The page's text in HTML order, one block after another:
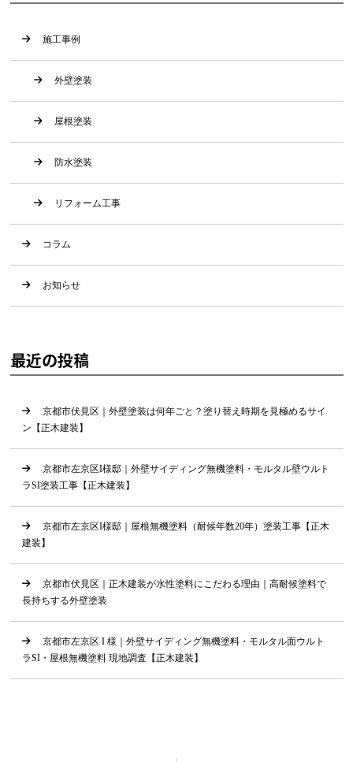
施工事例
外壁塗装
屋根塗装
防水塗装
リフォーム工事
コラム
お知らせ
最近の投稿
京都市伏見区｜外壁塗装は何年ごと？塗り替え時期を見極めるサイ
ン【正木建装】
京都市左京区I様邸｜外壁サイディング無機塗料・モルタル壁ウルト
ラSI塗装工事【正木建装】
京都市左京区I様邸｜屋根無機塗料（耐候年数20年）塗装工事【正木
建装】
京都市伏見区｜正木建装が水性塗料にこだわる理由｜高耐候塗料で
長持ちする外壁塗装
京都市左京区 I 様｜外壁サイディング無機塗料・モルタル面ウルト
ラSI・屋根無機塗料 現地調査【正木建装】